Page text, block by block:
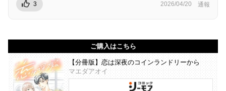
3 2026/04/20 通報
ご購入はこちら
【分冊版】恋は深夜のコインランドリーから
マエダアオイ